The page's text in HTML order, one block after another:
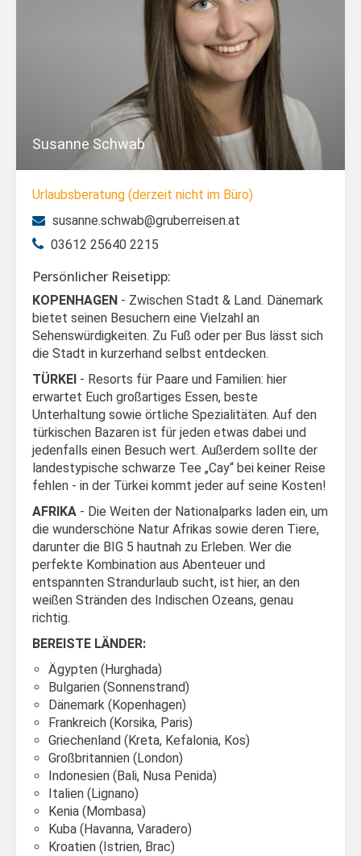
Susanne Schwab
Urlaubsberatung (derzeit nicht im Büro)
susanne.schwab@gruberreisen.at
03612 25640 2215
Persönlicher Reisetipp:
KOPENHAGEN - Zwischen Stadt & Land. Dänemark
bietet seinen Besuchern eine Vielzahl an
Sehenswürdigkeiten. Zu Fuß oder per Bus lässt sich
die Stadt in kurzerhand selbst entdecken.
TÜRKEI - Resorts für Paare und Familien: hier
erwartet Euch großartiges Essen, beste
Unterhaltung sowie örtliche Spezialitäten. Auf den
türkischen Bazaren ist für jeden etwas dabei und
jedenfalls einen Besuch wert. Außerdem sollte der
landestypische schwarze Tee „Cay“ bei keiner Reise
fehlen - in der Türkei kommt jeder auf seine Kosten!
AFRIKA - Die Weiten der Nationalparks laden ein, um
die wunderschöne Natur Afrikas sowie deren Tiere,
darunter die BIG 5 hautnah zu Erleben. Wer die
perfekte Kombination aus Abenteuer und
entspannten Strandurlaub sucht, ist hier, an den
weißen Stränden des Indischen Ozeans, genau
richtig.
BEREISTE LÄNDER:
Ägypten (Hurghada)
Bulgarien (Sonnenstrand)
Dänemark (Kopenhagen)
Frankreich (Korsika, Paris)
Griechenland (Kreta, Kefalonia, Kos)
Großbritannien (London)
Indonesien (Bali, Nusa Penida)
Italien (Lignano)
Kenia (Mombasa)
Kuba (Havanna, Varadero)
Kroatien (Istrien, Brac)